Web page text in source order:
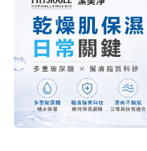
水
凝
2
入